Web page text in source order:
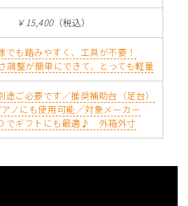
￥15,400（税込）
でも踏みやすく、工具が不要！
調整が簡単にできて、とっても軽量
途ご必要です／推奨補助台（足台）
ノにも使用可能／対象メーカー
でギフトにも最適♪ 外箱外寸